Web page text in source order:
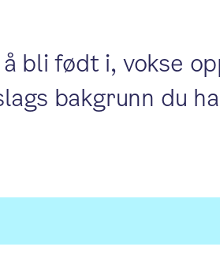
bli født i, vokse
bakgrunn du